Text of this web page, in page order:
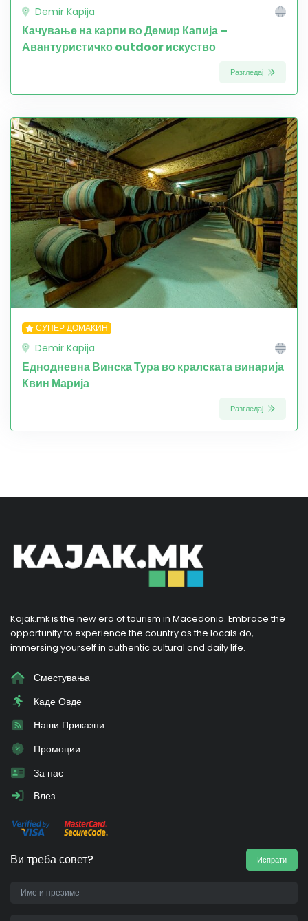
Demir Kapija
Качување на карпи во Демир Капија –
Авантуристичко outdoor искуство
Разгледај
СУПЕР ДОМАЌИН
Demir Kapija
Еднодневна Винска Тура во кралската винарија
Квин Марија
Разгледај
Kajak.mk is the new era of tourism in Macedonia. Embrace the
opportunity to experience the country as the locals do,
immersing yourself in authentic cultural and daily life.
Сместувања
Каде Овде
Наши Приказни
Промоции
За нас
Влез
Ви треба совет? Испрати